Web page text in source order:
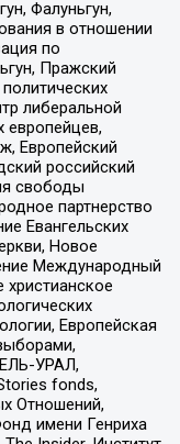
Фалуньгун,
в отношении
по
Пражский
либеральной
европейцев,
Европейский
российский
свободы
партнерство
Евангельских
Новое
Международный
Европейская
УРАЛ,
fonds,
Отношений,
имени Генриха